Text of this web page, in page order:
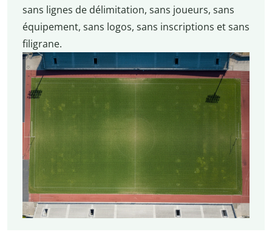
sans lignes de délimitation, sans joueurs, sans
équipement, sans logos, sans inscriptions et sans
filigrane.